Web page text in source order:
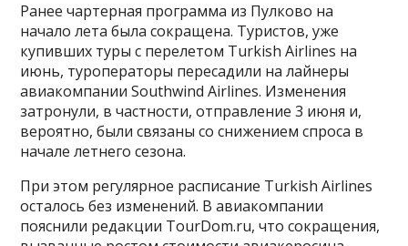
Ранее чартерная программа из Пулково на
начало лета была сокращена. Туристов, уже
купивших туры с перелетом Turkish Airlines на
июнь, туроператоры пересадили на лайнеры
авиакомпании Southwind Airlines. Изменения
затронули, в частности, отправление 3 июня и,
вероятно, были связаны со снижением спроса в
начале летнего сезона.
При этом регулярное расписание Turkish Airlines
осталось без изменений. В авиакомпании
пояснили редакции TourDom.ru, что сокращения,